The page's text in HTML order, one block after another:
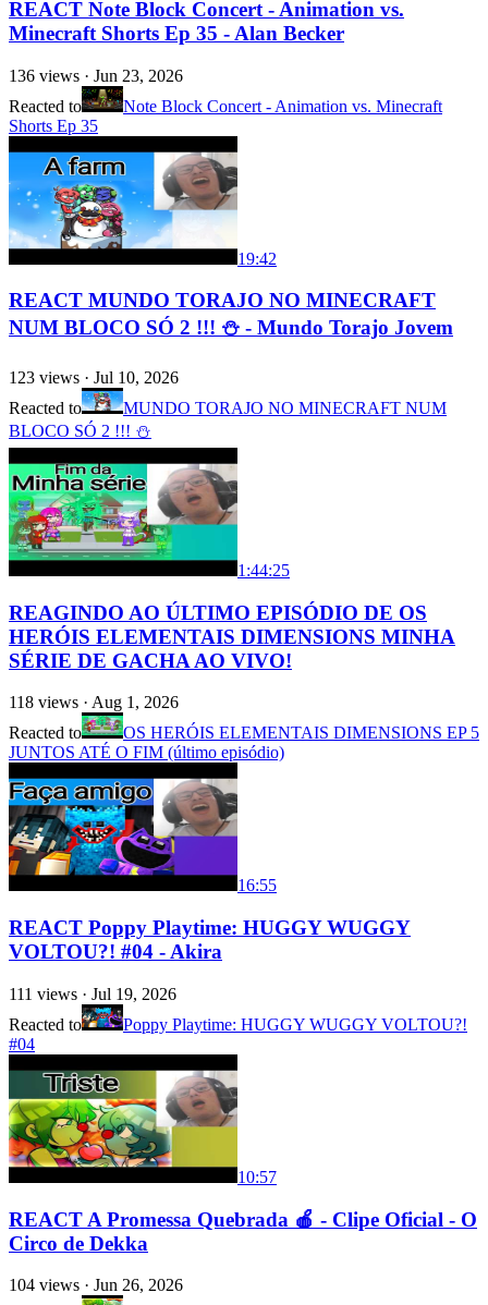
REACT Note Block Concert - Animation vs.
Minecraft Shorts Ep 35 - Alan Becker
136 views · Jun 23, 2026
Reacted to
Note Block Concert - Animation vs. Minecraft
Shorts Ep 35
19:42
REACT MUNDO TORAJO NO MINECRAFT
NUM BLOCO SÓ 2 !!! ⛄ - Mundo Torajo Jovem
123 views · Jul 10, 2026
Reacted to
MUNDO TORAJO NO MINECRAFT NUM
BLOCO SÓ 2 !!! ⛄
1:44:25
REAGINDO AO ÚLTIMO EPISÓDIO DE OS
HERÓIS ELEMENTAIS DIMENSIONS MINHA
SÉRIE DE GACHA AO VIVO!
118 views · Aug 1, 2026
Reacted to
OS HERÓIS ELEMENTAIS DIMENSIONS EP 5
JUNTOS ATÉ O FIM (último episódio)
16:55
REACT Poppy Playtime: HUGGY WUGGY
VOLTOU?! #04 - Akira
111 views · Jul 19, 2026
Reacted to
Poppy Playtime: HUGGY WUGGY VOLTOU?!
#04
10:57
REACT A Promessa Quebrada 🍎 - Clipe Oficial - O
Circo de Dekka
104 views · Jun 26, 2026